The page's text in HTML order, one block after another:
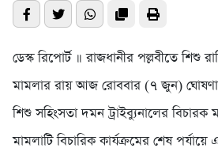
ডেস্ক রিপোর্ট ॥ রাজধানীর পল্লবীতে শিশু
মামলার রায় আজ রোববার (৭ জুন)
শিশু সহিংসতা দমন ট্রাইব্যুনালের বিচারক
মামলাটি বিচারিক কার্যক্রমের শেষ